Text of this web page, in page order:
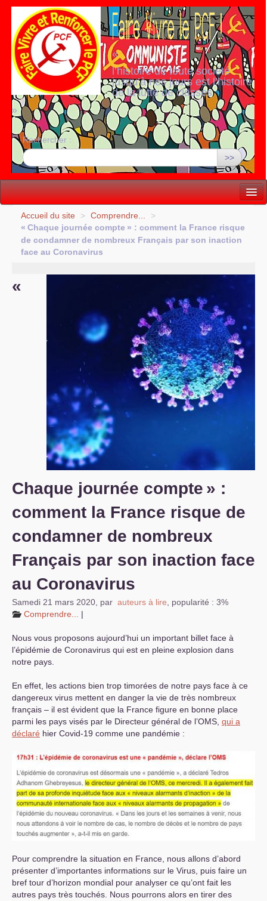
«
l’histoire de toute société
jusqu’à nos jours est l’histoire
de la lutte de classes
»
Rechercher :
>>
Vie politique
Lutter, Unir...
S’organiser
Accueil du site > Comprendre...
>
« Chaque journée compte » : comment la France risque
de condamner de nombreux Français par son inaction
face au Coronavirus
«
Chaque journée compte » :
comment la France risque de
condamner de nombreux
Français par son inaction face
au Coronavirus
Samedi 21 mars 2020 par auteurs à lire
popularité : 3%
Comprendre...
|
Nous vous proposons aujourd’hui un important billet face à
l’épidémie de Coronavirus qui est en pleine explosion dans
notre pays.
En effet, les actions bien trop timorées de notre pays face à ce
dangereux virus mettent en danger la vie de très nombreux
français – il est évident que la France figure en bonne place
parmi les pays visés par le Directeur général de l’OMS qui a
déclaré hier Covid-19 comme une pandémie :
Pour comprendre la situation en France, nous allons d’abord
présenter d’importantes informations sur le Virus, puis faire un
bref tour d’horizon mondial pour analyser ce qu’ont fait les
autres pays très touchés. Nous pourrons alors en tirer des